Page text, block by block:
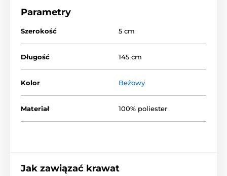
Parametry
Szerokość 5 cm
Długość 145 cm
Kolor Beżowy
Materiał 100% poliester
Jak zawiązać krawat